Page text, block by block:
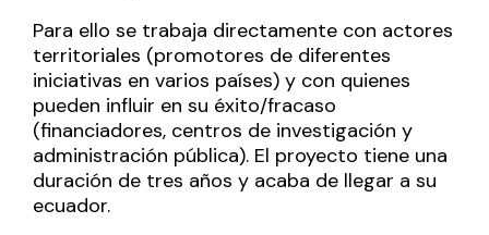
Para ello se trabaja directamente con actores
territoriales (promotores de diferentes
iniciativas en varios países) y con quienes
pueden influir en su éxito/fracaso
(financiadores, centros de investigación y
administración pública). El proyecto tiene una
duración de tres años y acaba de llegar a su
ecuador.